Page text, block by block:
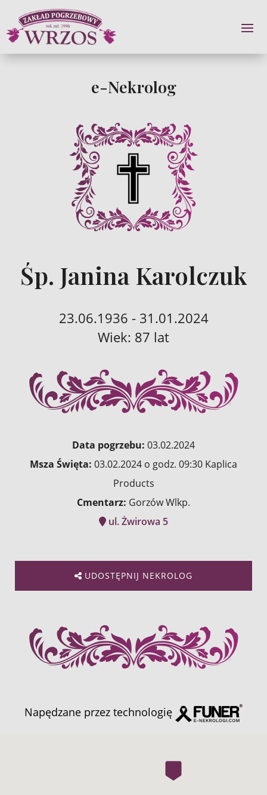
e-Nekrolog
Śp. Janina Karolczuk
23.06.1936 - 31.01.2024
Wiek: 87 lat
Data pogrzebu: 03.02.2024
Msza Święta: 03.02.2024 o godz. 09:30 Kaplica
Products
Cmentarz: Gorzów Wlkp.
ul. Żwirowa 5
UDOSTĘPNIJ NEKROLOG
Napędzane przez technologię